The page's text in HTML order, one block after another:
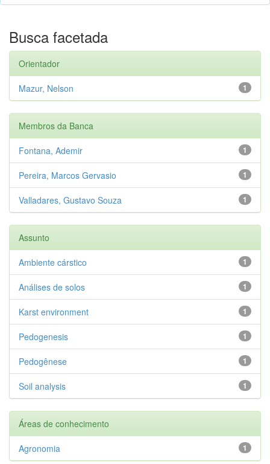
Busca facetada
Orientador
1
Mazur, Nelson
Membros da Banca
1
Fontana, Ademir
1
Pereira, Marcos Gervasio
1
Valladares, Gustavo Souza
Assunto
1
Ambiente cárstico
1
Análises de solos
1
Karst environment
1
Pedogenesis
1
Pedogênese
1
Soil analysis
Áreas de conhecimento
1
Agronomia